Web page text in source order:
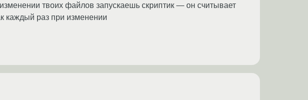
твоих файлов запускаешь скриптик — он считывает
каждый раз при изменении